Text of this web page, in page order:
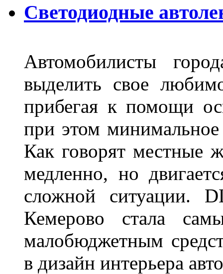
Светодиодные
Автомобилисты
выделить свое
прибегая к помощи
при этом минимальное
Как говорят местные
медленно, но
сложной ситуации.
Кемерово стала
малобюджетным
в дизайн интерьера